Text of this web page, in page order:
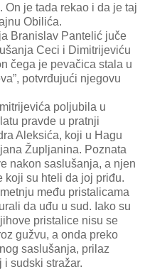
On je tada rekao i da je taj
Obilića.
Branislav Pantelić juče
Ceci i Dimitrijeviću
čega je pevačica stala u
potvrđujući njegovu
poljubila u
pravde u pratnji
Aleksića, koji u Hagu
Župljanina. Poznata
nakon saslušanja, a njen
koji su hteli da joj priđu.
među pristalicama
da uđu u sud. Iako su
pristalice nisu se
gužvu, a onda preko
saslušanja, prilaz
sudski stražar.